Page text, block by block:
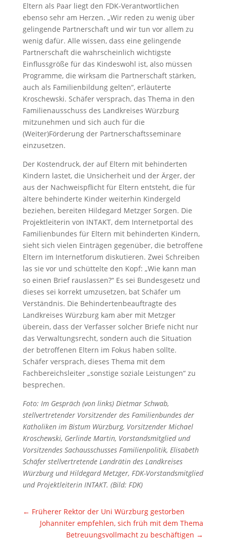
Eltern als Paar liegt den FDK-Verantwortlichen
ebenso sehr am Herzen. „Wir reden zu wenig über
gelingende Partnerschaft und wir tun vor allem zu
wenig dafür. Alle wissen, dass eine gelingende
Partnerschaft die wahrscheinlich wichtigste
Einflussgröße für das Kindeswohl ist, also müssen
Programme, die wirksam die Partnerschaft stärken,
auch als Familienbildung gelten“, erläuterte
Kroschewski. Schäfer versprach, das Thema in den
Familienausschuss des Landkreises Würzburg
mitzunehmen und sich auch für die
(Weiter)Förderung der Partnerschaftsseminare
einzusetzen.
Der Kostendruck, der auf Eltern mit behinderten
Kindern lastet, die Unsicherheit und der Ärger, der
aus der Nachweispflicht für Eltern entsteht, die für
ältere behinderte Kinder weiterhin Kindergeld
beziehen, bereiten Hildegard Metzger Sorgen. Die
Projektleiterin von INTAKT, dem Internetportal des
Familienbundes für Eltern mit behinderten Kindern,
sieht sich vielen Einträgen gegenüber, die betroffene
Eltern im Internetforum diskutieren. Zwei Schreiben
las sie vor und schüttelte den Kopf: „Wie kann man
so einen Brief rauslassen?“ Es sei Bundesgesetz und
dieses sei korrekt umzusetzen, bat Schäfer um
Verständnis. Die Behindertenbeauftragte des
Landkreises Würzburg kam aber mit Metzger
überein, dass der Verfasser solcher Briefe nicht nur
das Verwaltungsrecht, sondern auch die Situation
der betroffenen Eltern im Fokus haben sollte.
Schäfer versprach, dieses Thema mit dem
Fachbereichsleiter „sonstige soziale Leistungen“ zu
besprechen.
Foto: Im Gespräch (von links) Dietmar Schwab,
stellvertretender Vorsitzender des Familienbundes der
Katholiken im Bistum Würzburg, Vorsitzender Michael
Kroschewski, Gerlinde Martin, Vorstandsmitglied und
Vorsitzendes Sachausschusses Familienpolitik, Elisabeth
Schäfer stellvertretende Landrätin des Landkreises
Würzburg und Hildegard Metzger, FDK-Vorstandsmitglied
und Projektleiterin INTAKT. (Bild: FDK)
← Früherer Rektor der Uni Würzburg gestorben
Johanniter empfehlen, sich früh mit dem Thema
Betreuungsvollmacht zu beschäftigen →